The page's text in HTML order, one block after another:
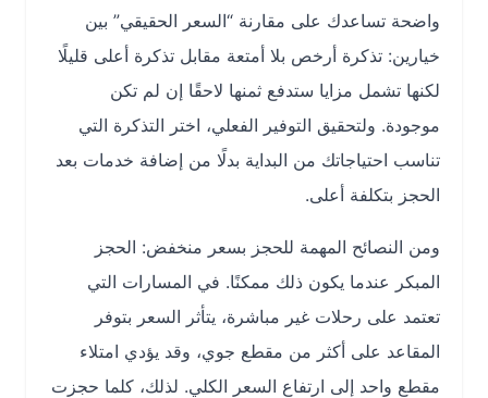
واضحة تساعدك على مقارنة “السعر الحقيقي” بين
خيارين: تذكرة أرخص بلا أمتعة مقابل تذكرة أعلى قليلًا
لكنها تشمل مزايا ستدفع ثمنها لاحقًا إن لم تكن
موجودة. ولتحقيق التوفير الفعلي، اختر التذكرة التي
تناسب احتياجاتك من البداية بدلًا من إضافة خدمات بعد
الحجز بتكلفة أعلى.
ومن النصائح المهمة للحجز بسعر منخفض: الحجز
المبكر عندما يكون ذلك ممكنًا. في المسارات التي
تعتمد على رحلات غير مباشرة، يتأثر السعر بتوفر
المقاعد على أكثر من مقطع جوي، وقد يؤدي امتلاء
مقطع واحد إلى ارتفاع السعر الكلي. لذلك، كلما حجزت